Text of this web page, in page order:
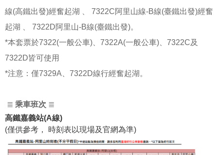
線(高鐵出發)經奮起湖 、 7322C阿里山線-B線(臺鐵出發)經奮
起湖 、 7322D阿里山-B線(臺鐵出發)。
*本套票於7322(一般公車)、7322A(一般公車)、7322C及
7322D皆可使用
*注意：僅7329A、7322D線行經奮起湖。
≣ 乘車班次 ≣
高鐵嘉義站(A線)
(僅供參考， 時刻表以現場及官網為準)